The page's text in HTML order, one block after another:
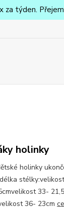
za týden.
holinky
holinky
33-
36- 23cm